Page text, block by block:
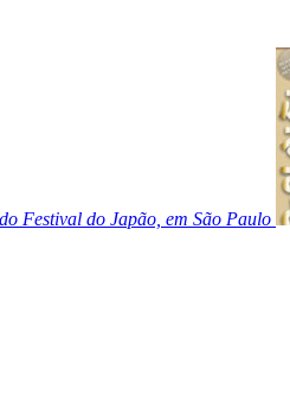
Festival do Japão, em São Paulo